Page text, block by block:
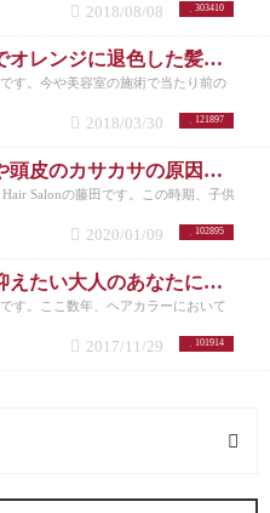
303410
2018/08/08
ヘアカラーでオレンジに退色した髪にアッシュのすすめ
す。今や美容室の施術で当たり前の
121897
2018/03/30
子供のフケや頭皮のカサカサの原因と対策
Hair Salonの藤田です。この時期、子供
102895
2020/01/09
嫌な赤みを抑えたい大人のあなたにオススメしたいヘアカラー【アッシュ】
す。ここ数年、ヘアカラーにおいて
101914
2017/11/29